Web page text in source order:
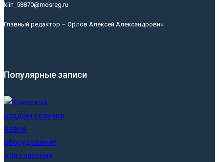
klin_58870@mosreg.ru
Главный редактор – Орлов Алексей Александрович
Популярные записи